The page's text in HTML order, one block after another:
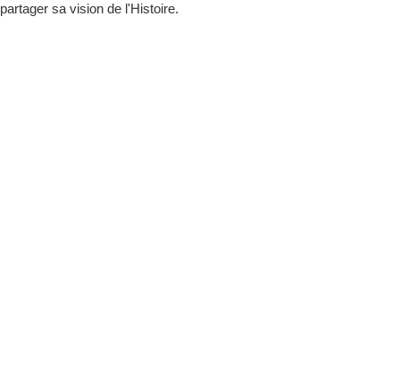
partager sa vision de l'Histoire.